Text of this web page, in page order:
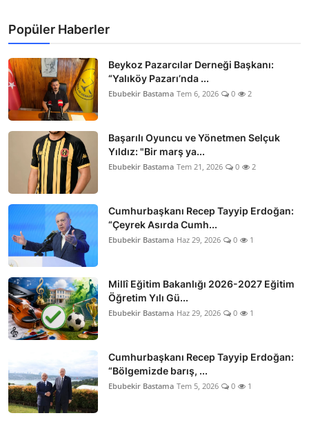
Popüler Haberler
Beykoz Pazarcılar Derneği Başkanı:
“Yalıköy Pazarı’nda ...
Ebubekir Bastama Tem 6, 2026 0 2
Başarılı Oyuncu ve Yönetmen Selçuk
Yıldız: "Bir marş ya...
Ebubekir Bastama Tem 21, 2026 0 2
Cumhurbaşkanı Recep Tayyip Erdoğan:
“Çeyrek Asırda Cumh...
Ebubekir Bastama Haz 29, 2026 0 1
Millî Eğitim Bakanlığı 2026-2027 Eğitim
Öğretim Yılı Gü...
Ebubekir Bastama Haz 29, 2026 0 1
Cumhurbaşkanı Recep Tayyip Erdoğan:
“Bölgemizde barış, ...
Ebubekir Bastama Tem 5, 2026 0 1